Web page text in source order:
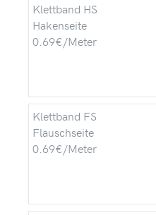
Klettband HS
Hakenseite
0.69€/Meter
Klettband FS
Flauschseite
0.69€/Meter